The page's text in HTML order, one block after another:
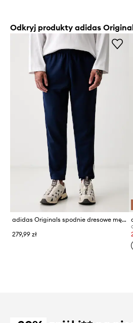
Odkryj produkty adidas
adidas Originals spodnie dresowe męskie
279,99 zł